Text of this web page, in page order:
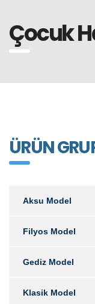
Çocuk
ÜRÜN
Aksu Model
Filyos Model
Gediz Model
Klasik Model